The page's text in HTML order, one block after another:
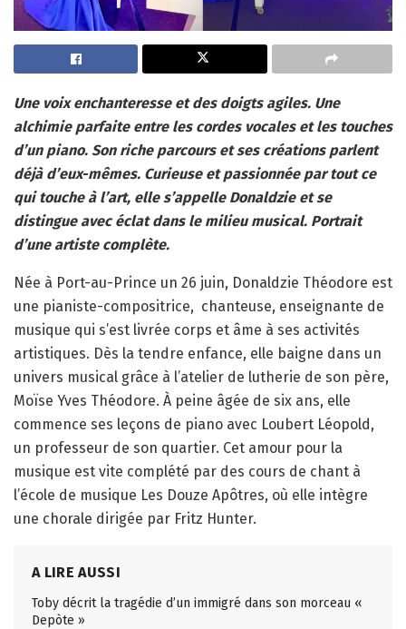
Une voix enchanteresse et des doigts agiles. Une
alchimie parfaite entre les cordes vocales et les touches
d’un piano. Son riche parcours et ses créations parlent
déjà d’eux-mêmes. Curieuse et passionnée par tout ce
qui touche à l’art, elle s’appelle Donaldzie et se
distingue avec éclat dans le milieu musical. Portrait
d’une artiste complète.
Née à Port-au-Prince un 26 juin, Donaldzie Théodore est
une pianiste-compositrice, chanteuse, enseignante de
musique qui s’est livrée corps et âme à ses activités
artistiques. Dès la tendre enfance, elle baigne dans un
univers musical grâce à l’atelier de lutherie de son père,
Moïse Yves Théodore. À peine âgée de six ans, elle
commence ses leçons de piano avec Loubert Léopold,
un professeur de son quartier. Cet amour pour la
musique est vite complété par des cours de chant à
l’école de musique Les Douze Apôtres, où elle intègre
une chorale dirigée par Fritz Hunter.
A LIRE AUSSI
Toby décrit la tragédie d’un immigré dans son morceau «
Depòte »